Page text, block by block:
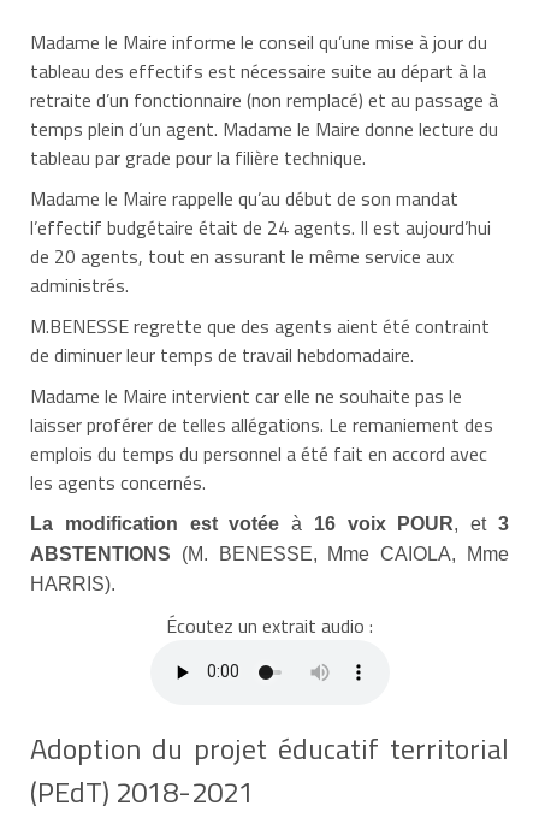
Madame le Maire informe le conseil qu’une mise à jour du
tableau des effectifs est nécessaire suite au départ à la
retraite d’un fonctionnaire (non remplacé) et au passage à
temps plein d’un agent. Madame le Maire donne lecture du
tableau par grade pour la filière technique.
Madame le Maire rappelle qu’au début de son mandat
l’effectif budgétaire était de 24 agents. Il est aujourd’hui
de 20 agents, tout en assurant le même service aux
administrés.
M.BENESSE regrette que des agents aient été contraint
de diminuer leur temps de travail hebdomadaire.
Madame le Maire intervient car elle ne souhaite pas le
laisser proférer de telles allégations. Le remaniement des
emplois du temps du personnel a été fait en accord avec
les agents concernés.
La modification est votée à 16 voix POUR, et3
ABSTENTIONS (M. BENESSE, Mme CAIOLA, Mme
HARRIS).
Écoutez un extrait audio :
Adoption du projet éducatif territorial
(PEdT) 2018-2021